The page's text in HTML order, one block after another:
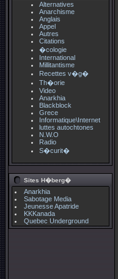
Alternatives
Anarchisme
Anglais
Appel
Autres
Citations
�cologie
International
Millitantisme
Recettes v�g�
Th�orie
Video
Anarkhia
Blackblock
Grece
Informatique\Internet
luttes autochtones
N.W.O
Radio
S�curit�
Sites H�berg�
Anarkhia
Sabotage Media
Jeunesse Apatride
KKKanada
Quebec Underground